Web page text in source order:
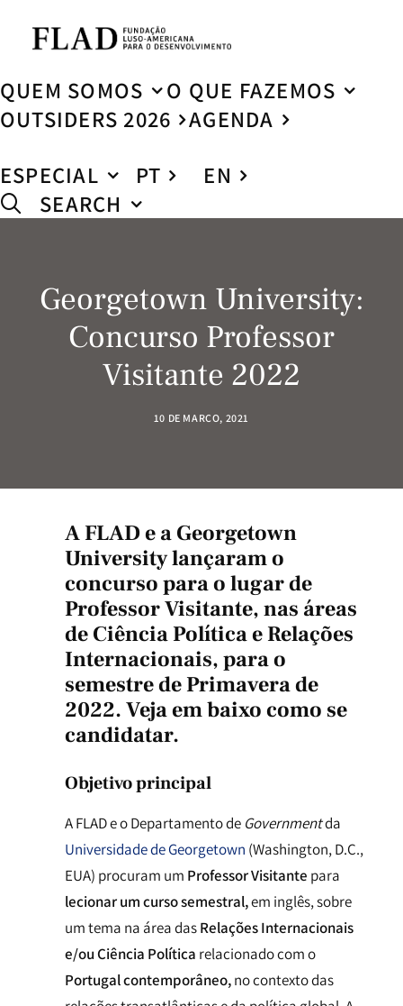
QUEM SOMOS
O QUE FAZEMOS
OUTSIDERS 2026
AGENDA
ESPECIAL
PT
EN
SEARCH
Georgetown University:
Concurso Professor
Visitante 2022
10 DE MARÇO, 2021
AFLADe aGeorgetown
Universitylançaram o
concurso para o lugar de
Professor Visitante, nas áreas
de Ciência Política e Relações
Internacionais, para o
semestre de Primavera de
2022. Veja em baixo como se
candidatar.
Objetivo principal
A FLAD e o Departamento de Governmentda
Universidade de Georgetown (Washington, D.C.,
EUA) procuram um Professor Visitante para
lecionar um curso semestral,em inglês, sobre
um tema na área dasRelações Internacionais
e/ou Ciência Política relacionado com o
Portugal contemporâneo,no contexto das